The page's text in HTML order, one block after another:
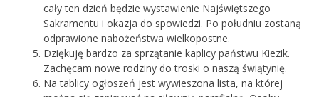
cały ten dzień będzie wystawienie Najświętszego
Sakramentu i okazja do spowiedzi. Po południu zostaną
odprawione nabożeństwa wielkopostne.
Dziękuję bardzo za sprzątanie kaplicy państwu Kiezik.
Zachęcam nowe rodziny do troski o naszą świątynię.
Na tablicy ogłoszeń jest wywieszona lista, na której